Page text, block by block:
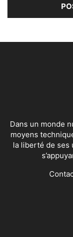
Dans un monde
moyens
la liberté de ses